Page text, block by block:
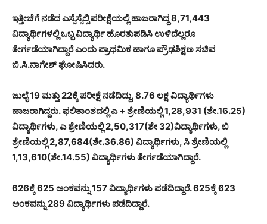
ಇತ್ತೀಚೆಗೆ ನಡೆದ ಎಸ್ಸೆಸ್ಸೆಲ್ಸಿ ಪರೀಕ್ಷೆಯಲ್ಲಿ ಹಾಜರಾಗಿದ್ದ 8,71,443
ವಿದ್ಯಾರ್ಥಿಗಳಲ್ಲಿ ಒಬ್ಬ ವಿದ್ಯಾರ್ಥಿ ಹೊರತುಪಡಿಸಿ ಉಳಿದೆಲ್ಲರೂ
ತೇರ್ಗಡೆಯಾಗಿದ್ದಾರೆ ಎಂದು ಪ್ರಾಥಮಿಕ ಹಾಗೂ ಪ್ರೌಢಶಿಕ್ಷಣ ಸಚಿವ
ಬಿ.ಸಿ.ನಾಗೇಶ್ ಘೋಷಿಸಿದರು.
ಜುಲೈ 19 ಮತ್ತು 22ಕ್ಕೆ ಪರೀಕ್ಷೆ ನಡೆದಿದ್ದು, 8.76 ಲಕ್ಷ ವಿದ್ಯಾರ್ಥಿಗಳು
ಹಾಜರಾಗಿದ್ದರು.ಫಲಿತಾಂಶದಲ್ಲಿ ಎ + ಶ್ರೇಣಿಯಲ್ಲಿ 1,28,931 (ಶೇ.16.25)
ವಿದ್ಯಾರ್ಥಿಗಳು, ಎ ಶ್ರೇಣಿಯಲ್ಲಿ 2,50,317(ಶೇ 32)ವಿದ್ಯಾರ್ಥಿಗಳು, ಬಿ
ಶ್ರೇಣಿಯಲ್ಲಿ 2,87,684(ಶೇ.36.86) ವಿದ್ಯಾರ್ಥಿಗಳು, ಸಿ ಶ್ರೇಣಿಯಲ್ಲಿ
1,13,610(ಶೇ.14.55) ವಿದ್ಯಾರ್ಥಿಗಳು ತೇರ್ಗಡೆಯಾಗಿದ್ದಾರೆ.
626ಕ್ಕೆ 625 ಅಂಕವನ್ನು 157 ವಿದ್ಯಾರ್ಥಿಗಳು ಪಡೆದಿದ್ದಾರೆ. 625ಕ್ಕೆ 623
ಅಂಕವನ್ನು 289 ವಿದ್ಯಾರ್ಥಿಗಳು ಪಡೆದಿದ್ದಾರೆ.